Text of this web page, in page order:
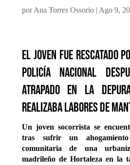
porAna Torres Ossorio| Ago 9,
El joven fue rescatado
Policía Nacional
atrapado en la
realizaba labores de
Un joven socorrista se
tras sufrir un
comunitaria de una
madrileño de Hortaleza en la